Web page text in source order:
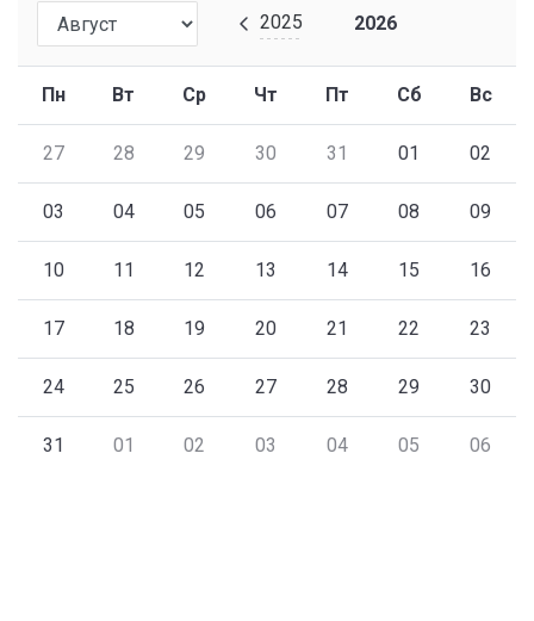
2025 2026
Пн Вт Ср Чт Пт Сб Вс
27 28 29 30 31 01 02
03 04 05 06 07 08 09
10 11 12 13 14 15 16
17 18 19 20 21 22 23
24 25 26 27 28 29 30
31 01 02 03 04 05 06